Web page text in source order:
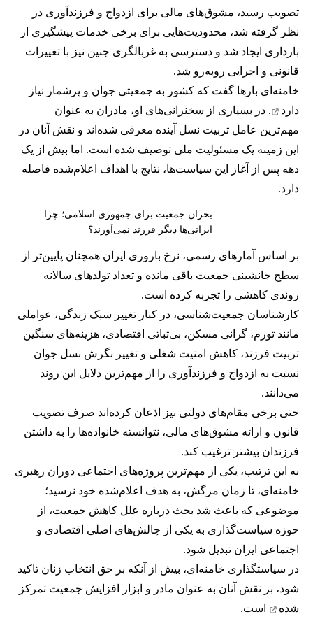
تصویب رسید، مشوق‌های مالی برای ازدواج و فرزندآوری در
نظر گرفته شد، محدودیت‌هایی برای برخی خدمات پیشگیری از
بارداری ایجاد شد و دسترسی به غربالگری جنین نیز با تغییرات
قانونی و اجرایی روبه‌رو شد.
خامنه‌ای بارها گفت که کشور به جمعیتی جوان و پرشمار نیاز
دارد
. در بسیاری از سخنرانی‌های او، مادران به عنوان
مهم‌ترین عامل تربیت نسل آینده معرفی شده‌اند و نقش آنان در
این زمینه یک مسئولیت ملی توصیف شده است. اما بیش از یک
دهه پس از آغاز این سیاست‌ها، نتایج با اهداف اعلام‌شده فاصله
دارد.
بحران جمعیت برای جمهوری اسلامی؛ چرا
ایرانی‌ها دیگر فرزند نمی‌آورند؟
بر اساس آمارهای رسمی، نرخ باروری ایران همچنان پایین‌تر از
سطح جانشینی جمعیت باقی مانده و تعداد تولدهای سالانه
روندی کاهشی را تجربه کرده است.
کارشناسان جمعیت‌شناسی، در کنار تغییر سبک زندگی، عواملی
مانند تورم، گرانی مسکن، بی‌ثباتی اقتصادی، هزینه‌های سنگین
تربیت فرزند، کاهش امنیت شغلی و تغییر نگرش نسل جوان
نسبت به ازدواج و فرزندآوری را از مهم‌ترین دلایل این روند
می‌دانند.
حتی برخی مقام‌های دولتی نیز اذعان کرده‌اند صرف تصویب
قانون و ارائه مشوق‌های مالی، نتوانسته خانواده‌ها را به داشتن
فرزندان بیشتر ترغیب کند.
به این ترتیب، یکی از مهم‌ترین پروژه‌های اجتماعی دوران رهبری
خامنه‌ای، تا زمان مرگش، به هدف اعلام‌شده خود نرسید؛
موضوعی که باعث شد بحث درباره علل کاهش جمعیت، از
حوزه سیاست‌گذاری به یکی از چالش‌های اصلی اقتصادی و
اجتماعی ایران تبدیل شود.
در سیاستگذاری خامنه‌ای، بیش از آنکه بر حق انتخاب زنان تاکید
شود، بر نقش آنان به عنوان مادر و ابزار افزایش جمعیت تمرکز
شده
است.